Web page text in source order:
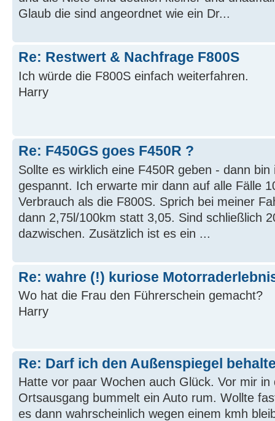
Glaub die sind angeordnet wie ein Dr...
Re: Restwert & Nachfrage F800S
Ich würde die F800S einfach weiterfahren.
Harry
Re: F450GS goes F450R ?
Sollte es wirklich eine F450R geben - dann
gespannt. Ich erwarte mir dann auf alle Fälle
Verbrauch als die F800S. Sprich bei meiner
dann 2,75l/100km statt 3,05. Sind schließlich
dazwischen. Zusätzlich ist es ein ...
Re: wahre (!) kuriose
Wo hat die Frau den Führerschein gemacht?
Harry
Re: Darf ich den Außenspiegel
Hatte vor paar Wochen auch Glück. Vor mir
Ortsausgang bummelt ein Auto rum. Wollte
es dann wahrscheinlich wegen einem kmh